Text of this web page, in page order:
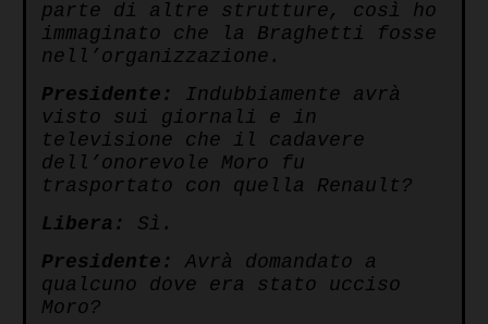
parte di altre strutture, così ho
immaginato che la Braghetti fosse
nell’organizzazione.
Presidente:
Indubbiamente avrà
visto sui giornali e in
televisione che il cadavere
dell’onorevole Moro fu
trasportato con quella Renault?
Libera:
Sì.
Presidente:
Avrà domandato a
qualcuno dove era stato ucciso
Moro?